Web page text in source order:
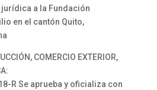
a la Fundación
en el cantón Quito,
COMERCIO EXTERIOR,
R Se aprueba y oficializa con